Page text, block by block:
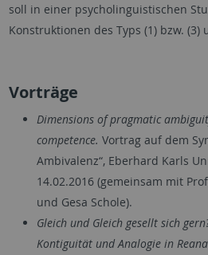
soll in einer psycholinguistischen
Konstruktionen des Typs (1) bzw.
Vorträge
Dimensions of pragmatic
competence. Vortrag auf dem
Ambivalenz“, Eberhard Karls
14.02.2016 (gemeinsam mit
und Gesa Schole).
Gleich und Gleich gesellt sich
Kontiguität und Analogie in